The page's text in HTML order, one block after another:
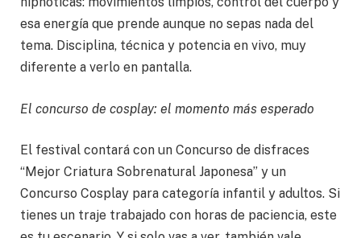
esa energía que prende aunque no sepas nada del
tema. Disciplina, técnica y potencia en vivo, muy
diferente a verlo en pantalla.
El concurso de cosplay: el momento más esperado
El festival contará con un Concurso de disfraces
“Mejor Criatura Sobrenatural Japonesa” y un
Concurso Cosplay para categoría infantil y adultos. Si
tienes un traje trabajado con horas de paciencia, este